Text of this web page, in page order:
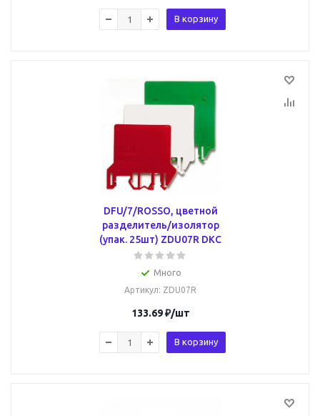
В корзину
DFU/7/ROSSO, цветной
разделитель/изолятор
(упак. 25шт) ZDU07R DKC
Много
Артикул: ZDU07R
133.69₽/шт
В корзину